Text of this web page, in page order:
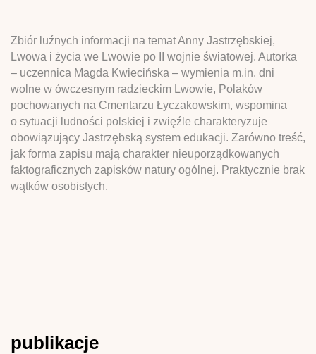
Zbiór luźnych informacji na temat Anny Jastrzębskiej,
Lwowa i życia we Lwowie po II wojnie światowej. Autorka
– uczennica Magda Kwiecińska – wymienia m.in. dni
wolne w ówczesnym radzieckim Lwowie, Polaków
pochowanych na Cmentarzu Łyczakowskim, wspomina
o sytuacji ludności polskiej i zwięźle charakteryzuje
obowiązujący Jastrzębską system edukacji. Zarówno treść,
jak forma zapisu mają charakter nieuporządkowanych
faktograficznych zapisków natury ogólnej. Praktycznie brak
wątków osobistych.
publikacje